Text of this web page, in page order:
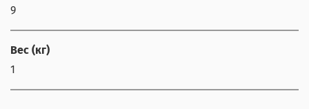
9
Вес (кг)
1